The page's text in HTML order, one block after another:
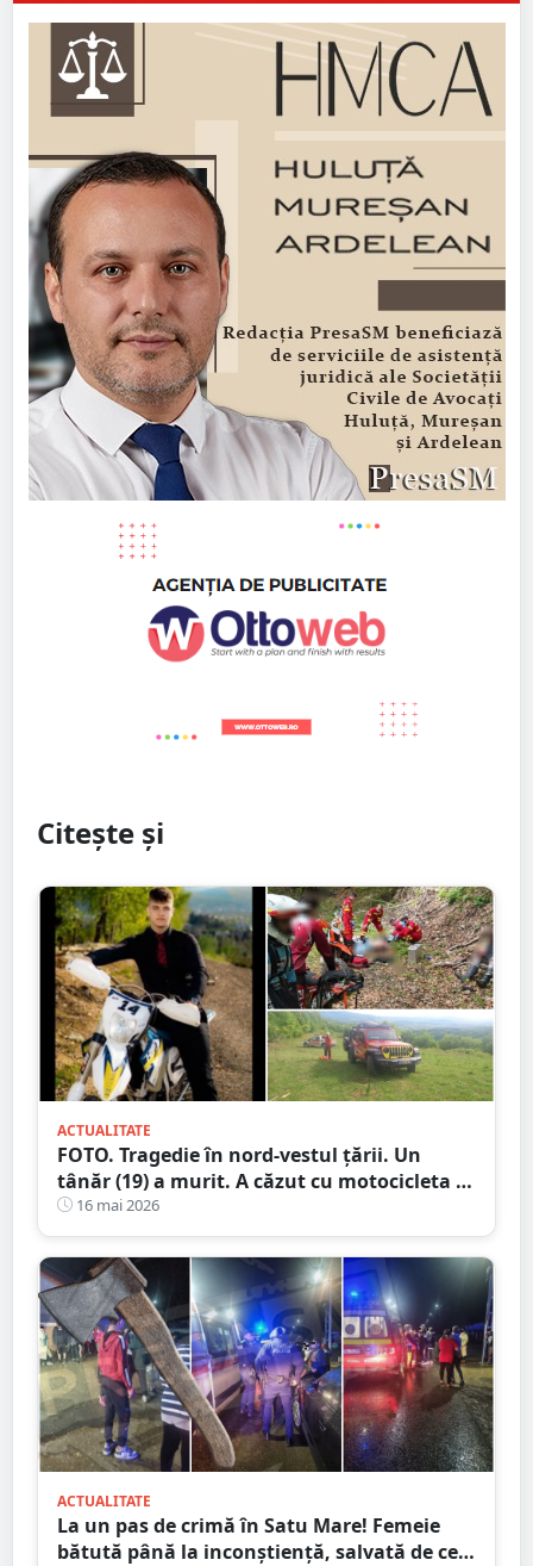
Citește și
ACTUALITATE
FOTO. Tragedie în nord-vestul țării. Un
tânăr (19) a murit. A căzut cu motocicleta în
prăpastie
16 mai 2026
ACTUALITATE
La un pas de crimă în Satu Mare! Femeie
bătută până la inconștiență, salvată de cei